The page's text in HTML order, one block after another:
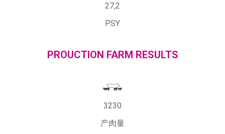
27,2
PSY
PROUCTION FARM RESULTS
3230
产肉量